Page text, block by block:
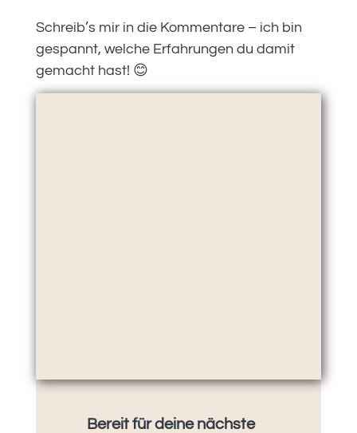
Schreib’s mir in die Kommentare – ich bin
gespannt, welche Erfahrungen du damit
gemacht hast! 😊
Bereit für deine nächste